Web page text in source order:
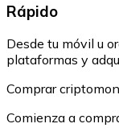
Rápido
Desde tu móvil u
plataformas y
Comprar
Comienza a